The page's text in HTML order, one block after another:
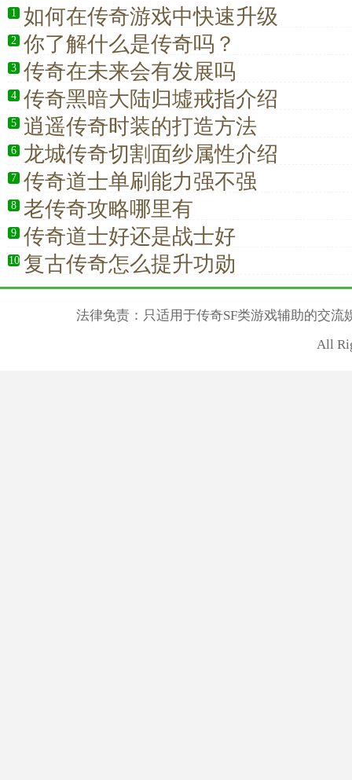
1 如何在传奇游戏中快速升级
2 你了解什么是传奇吗？
3 传奇在未来会有发展吗
4 传奇黑暗大陆归墟戒指介绍
5 逍遥传奇时装的打造方法
6 龙城传奇切割面纱属性介绍
7 传奇道士单刷能力强不强
8 老传奇攻略哪里有
9 传奇道士好还是战士好
10 复古传奇怎么提升功勋
法律免责：只适用于传奇SF类游戏辅助的交
All